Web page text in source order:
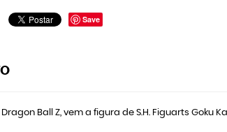
Save
Ball Z, vem a figura de S.H. Figuarts Goku